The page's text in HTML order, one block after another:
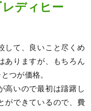
ディヒー
して、良いこと尽くめ
ありますが、もちろん
つが価格。
高いので最初は躊躇し
ができているので、費